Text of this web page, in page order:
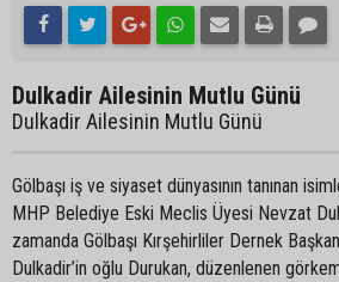
Dulkadir Ailesinin Mutlu Günü
Dulkadir Ailesinin Mutlu Günü
Gölbaşı iş ve siyaset dünyasının tanınan
MHP Belediye Eski Meclis Üyesi Nevzat
zamanda Gölbaşı Kırşehirliler Dernek
Dulkadir’in oğlu Durukan, düzenlenen